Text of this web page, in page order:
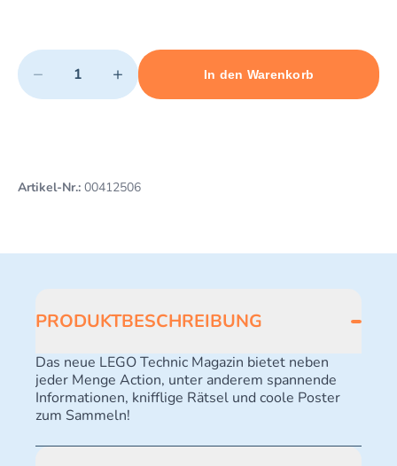
Quantity
− +
Minimum quantity: 1 Maximum quantity: 163
In den Warenkorb
Add 1 item to cart
Artikel-Nr.: 00412506
PRODUKTBESCHREIBUNG
Das neue LEGO Technic Magazin bietet neben
jeder Menge Action, unter anderem spannende
Informationen, knifflige Rätsel und coole Poster
zum Sammeln!